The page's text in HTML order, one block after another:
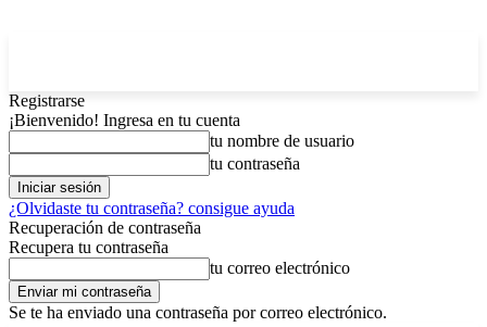
Registrarse
¡Bienvenido! Ingresa en tu cuenta
tu nombre de usuario
tu contraseña
¿Olvidaste tu contraseña? consigue ayuda
Recuperación de contraseña
Recupera tu contraseña
tu correo electrónico
Se te ha enviado una contraseña por correo electrónico.